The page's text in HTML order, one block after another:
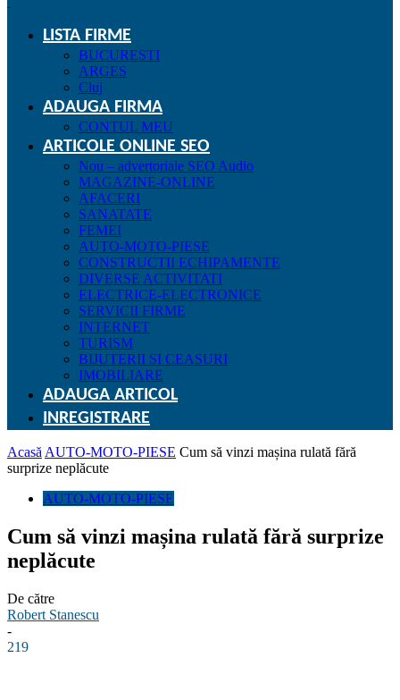
LISTA FIRME
BUCURESTI
ARGES
Cluj
ADAUGA FIRMA
CONTUL MEU
ARTICOLE ONLINE SEO
Nou – advertoriale SEO Audio
MAGAZINE-ONLINE
AFACERI
SANATATE
FEMEI
AUTO-MOTO-PIESE
CONSTRUCTII ECHIPAMENTE
DIVERSE ACTIVITATI
ELECTRICE-ELECTRONICE
SERVICII FIRME
INTERNET
TURISM
BIJUTERII SI CEASURI
IMOBILIARE
ADAUGA ARTICOL
INREGISTRARE
Acasă AUTO-MOTO-PIESE Cum să vinzi mașina rulată fără
surprize neplăcute
AUTO-MOTO-PIESE
Cum să vinzi mașina rulată fără surprize
neplăcute
De către
Robert Stanescu
-
219